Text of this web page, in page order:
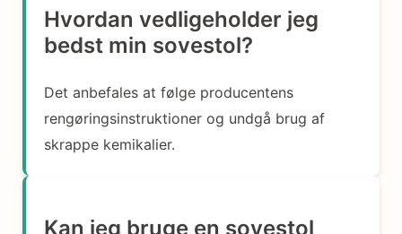
Hvordan vedligeholder jeg
bedst min sovestol?
Det anbefales at følge producentens
rengøringsinstruktioner og undgå brug af
skrappe kemikalier.
Kan jeg bruge en sovestol